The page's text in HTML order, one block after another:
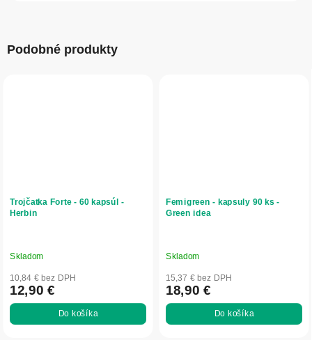
Podobné produkty
Trojčatka Forte - 60 kapsúl -
Herbin
Skladom
10,84 € bez DPH
12,90 €
Do košíka
Femigreen - kapsuly 90 ks -
Green idea
Skladom
15,37 € bez DPH
18,90 €
Do košíka